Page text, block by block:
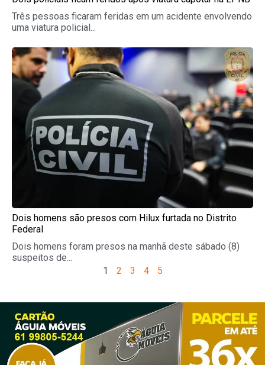
Três pessoas ficaram feridas em um acidente envolvendo
uma viatura policial...
Dois homens são presos com Hilux furtada no Distrito
Federal
Dois homens foram presos na manhã deste sábado (8)
suspeitos de...
1
2 3 4 5